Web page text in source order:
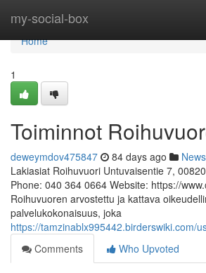
my-social-box
Home
Home
1
Toiminnot
deweymdov475847 84 days ago News
Lakiasiat Roihuvuori Untuvaisentie 7,
Phone: 040 364 0664 Website: https://
Roihuvuoren arvostettu ja kattava
palvelukokonaisuus, joka
https://tamzinablx995442.birderswiki.com/
Comments
Who Upvoted